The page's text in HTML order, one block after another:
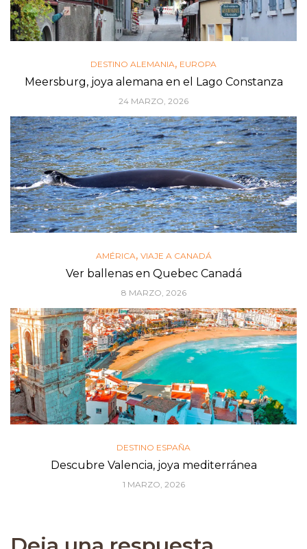
DESTINO ALEMANIA, EUROPA
Meersburg, joya alemana en el Lago Constanza
24 MARZO, 2026
AMÉRICA, VIAJE A CANADÁ
Ver ballenas en Quebec Canadá
8 MARZO, 2026
DESTINO ESPAÑA
Descubre Valencia, joya mediterránea
1 MARZO, 2026